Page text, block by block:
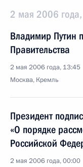
2 мая 2006
Владимир Путин
Правительства
2 мая 2006 года, 13:45
Москва, Кремль
Президент
«О порядке
Российской
2 мая 2006 года, 00:00